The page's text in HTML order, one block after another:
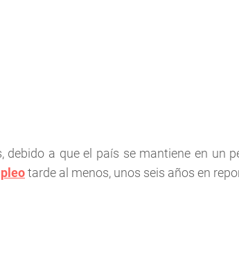
a que el país se mantiene en un
tarde al menos, unos seis años en